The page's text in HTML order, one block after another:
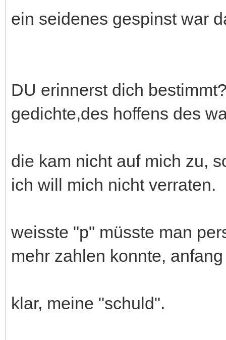
ein seidenes gespinst war
DU erinnerst dich
gedichte,des hoffens des
die kam nicht auf mich zu,
ich will mich nicht verraten.
weisste "p" müsste man
mehr zahlen konnte,
klar, meine "schuld".